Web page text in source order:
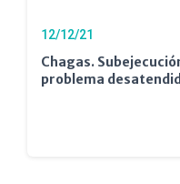
12/12/21
Chagas.
problema